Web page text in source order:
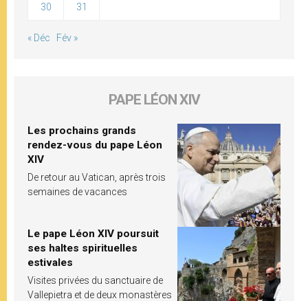
30 31
« Déc Fév »
PAPE LÉON XIV
Les prochains grands
rendez-vous du pape Léon
XIV
De retour au Vatican, après trois
semaines de vacances
Le pape Léon XIV poursuit
ses haltes spirituelles
estivales
Visites privées du sanctuaire de
Vallepietra et de deux monastères